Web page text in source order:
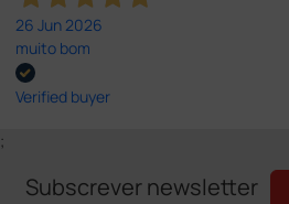
26 Jun 2026
muito bom
Verified buyer
;
Subscrever newsletter